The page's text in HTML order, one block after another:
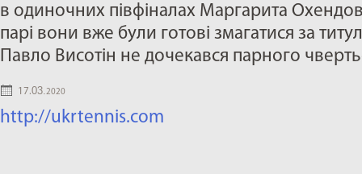
в одиночних півфіналах Маргарита
парі вони вже були готові змагатися за
Павло Висотін не дочекався парного
17.03. 2020
http://ukrtennis.com